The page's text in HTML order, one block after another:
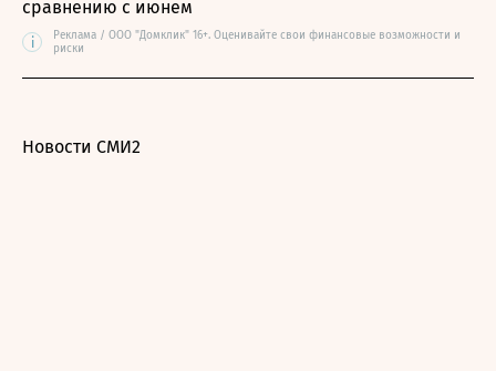
сравнению с июнем
i
Реклама / ООО "Домклик" 16+. Оценивайте свои финансовые возможности и
риски
Новости СМИ2